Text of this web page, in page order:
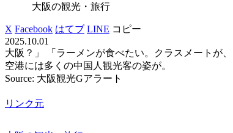
大阪の観光・旅行
X Facebook はてブ LINE コピー
2025.10.01
大阪？」 「ラーメンが食べたい。クラスメートが
空港には多くの中国人観光客の姿が。
Source: 大阪観光Gアラート
リンク元